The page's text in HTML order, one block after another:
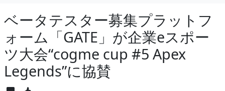
ベータテスター募集プラットフ
ォーム「GATE」が企業eスポー
ツ大会“cogme cup #5 Apex
Legends”に協賛